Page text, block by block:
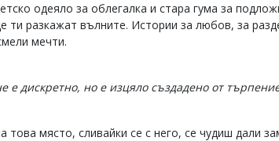
одеяло за облегалка и стара гума за
ти разкажат вълните. Истории за любов, за
мечти.
е дискретно, но е изцяло създадено от
това място, сливайки се с него, се чудиш дали